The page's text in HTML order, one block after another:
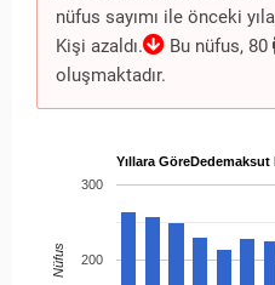
nüfus sayımı ile önceki
Kişi azaldı.
Bu nüfus, 80
oluşmaktadır.
Yıllara
200
300
Nüfus